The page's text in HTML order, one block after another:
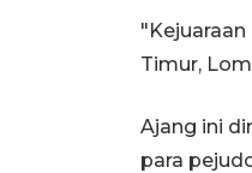
Timur,
Ajang ini
para